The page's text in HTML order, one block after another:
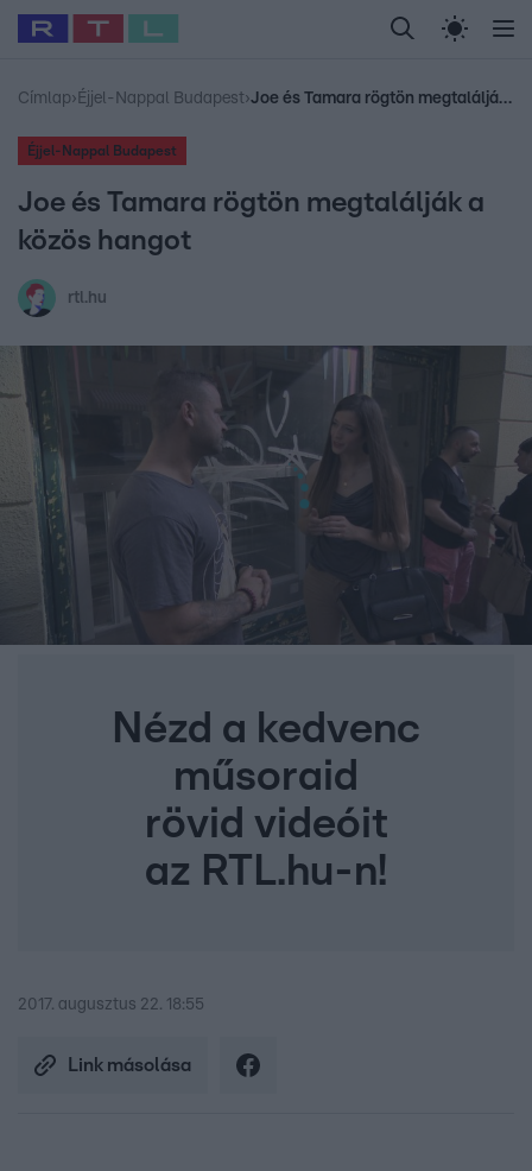
Legfrissebb RTL Híradó Randi Celeb vagyok,
Babits Marcella Most Wanted Gallusz
Címlap› Éjjel-Nappal Budapest› Joe és Tamara rögtön megtalálják a közös hangot
Éjjel-Nappal Budapest
Joe és Tamara rögtön megtalálják a
közös hangot
rtl.hu
Nézd a kedvenc
műsoraid
rövid videóit
az RTL.hu-n!
2017. augusztus 22. 18:55
Link másolása